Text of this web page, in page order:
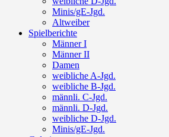
Minis/gE-Jgd.
Altweiber
Spielberichte
Männer I
Männer II
Damen
weibliche A-Jgd.
weibliche B-Jgd.
männli. C-Jgd.
männli. D-Jgd.
weibliche D-Jgd.
Minis/gE-Jgd.